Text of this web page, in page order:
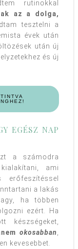
rutinokkal
az a dolga,
tesztelni a
évek után
után új
és új
EGÉSZ NAP
a számodra
ami
a lakás
ha többen
ezért. Ha
készségeket,
okosabban
kevesebbet.